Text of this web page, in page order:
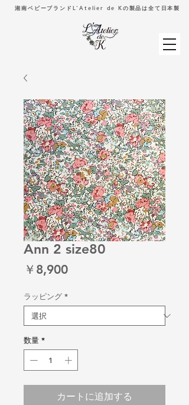
湘南ベビーブランドL'Atelier de Kの製品は全て日本製
Ann 2 size80
￥8,900価
ラッピング *
数量 *
カートに追加する